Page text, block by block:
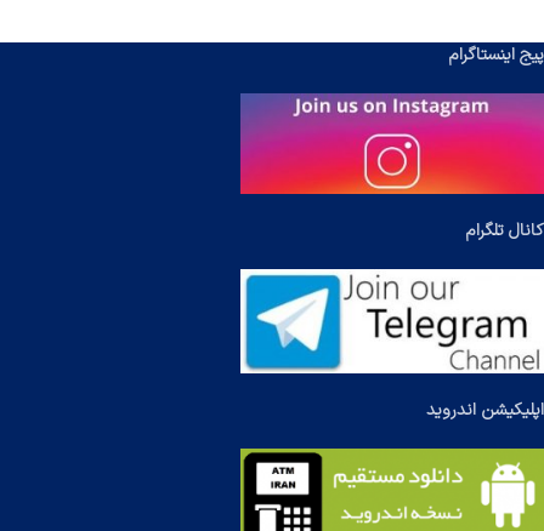
پیج اینستاگرام
کانال تلگرام
اپلیکیشن اندروید